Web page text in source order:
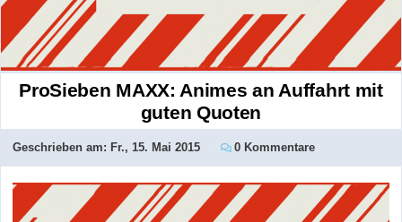
ProSieben MAXX: Animes an Auffahrt mit
guten Quoten
Geschrieben am: Fr., 15. Mai 2015 0 Kommentare